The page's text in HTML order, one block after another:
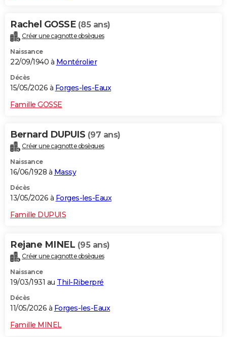
Rachel GOSSE (85 ans)
Créer une cagnotte obsèques
Naissance
22/09/1940 à Montérolier
Décès
15/05/2026 à Forges-les-Eaux
Famille GOSSE
Bernard DUPUIS (97 ans)
Créer une cagnotte obsèques
Naissance
16/06/1928 à Massy
Décès
13/05/2026 à Forges-les-Eaux
Famille DUPUIS
Rejane MINEL (95 ans)
Créer une cagnotte obsèques
Naissance
19/03/1931 au Thil-Riberpré
Décès
11/05/2026 à Forges-les-Eaux
Famille MINEL